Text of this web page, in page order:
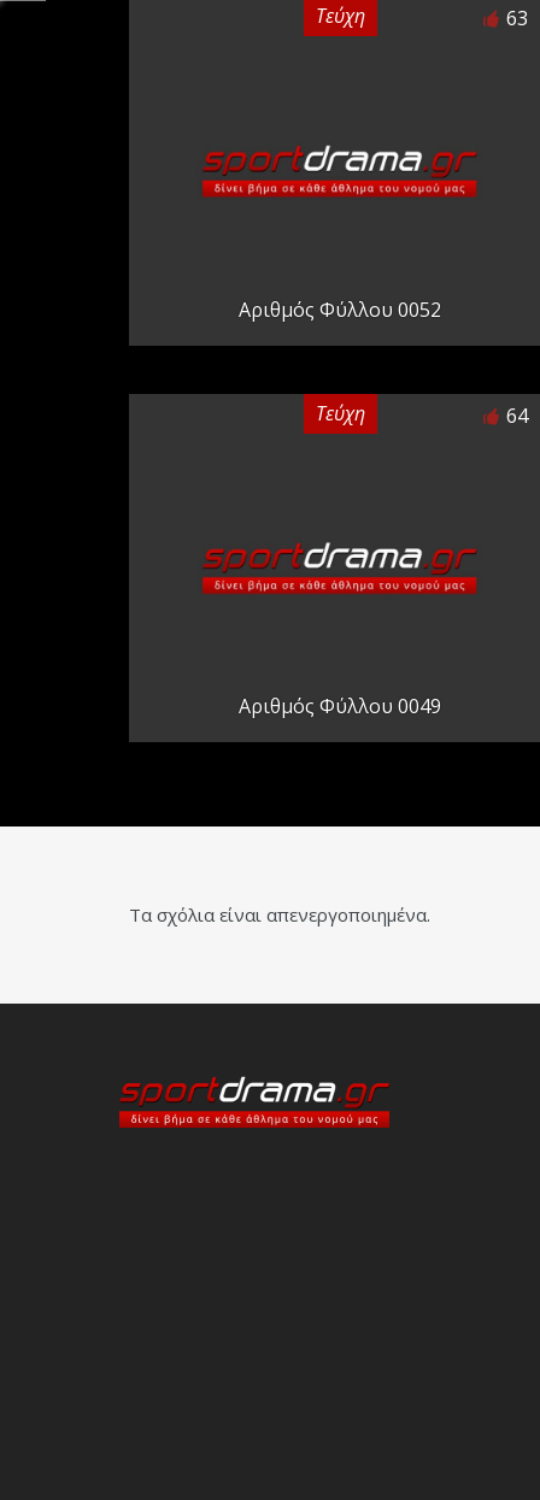
Τεύχη 63
Αριθμός Φύλλου 0052
Τεύχη 64
Αριθμός Φύλλου 0049
Τα σχόλια είναι απενεργοποιημένα.